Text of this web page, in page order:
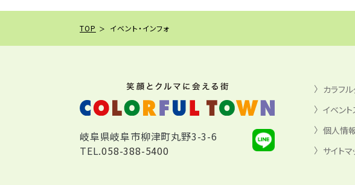
TOP イベント・インフォ
岐阜県岐阜市柳津町丸野3-3-6
TEL.058-388-5400
カラフ
イベン
個人情
サイトマ